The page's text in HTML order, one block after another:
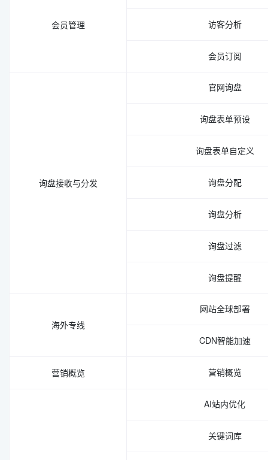
会员管理 访客分析
会员订阅
询盘接收与分发
官网询盘
询盘表单预设
询盘表单自定义
询盘分配
询盘分析
询盘过滤
询盘提醒
海外专线
网站全球部署
CDN智能加速
营销概览 营销概览
AI站内优化
关键词库